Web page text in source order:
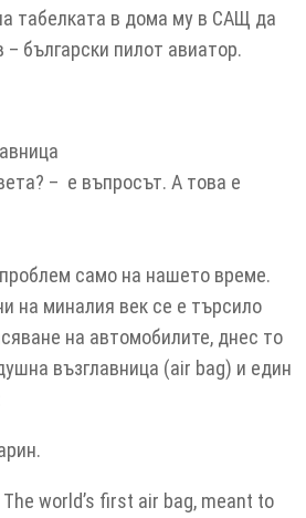
табелката в дома му в САЩ да
български пилот авиатор.
– е въпросът. А това е
само на нашето време.
на миналия век се е търсило
на автомобилите, днес то
възглавница (air bag) и един
world’s first air bag, meant to